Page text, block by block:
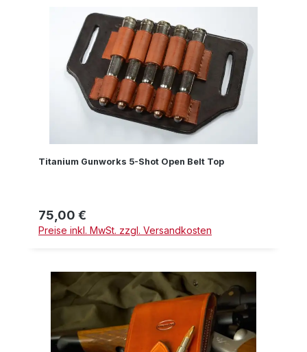
Titanium Gunworks 5-Shot Open Belt Top
Regulärer Preis:
75,00 €
Preise inkl. MwSt. zzgl. Versandkosten